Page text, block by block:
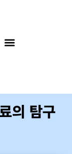
의 탐구